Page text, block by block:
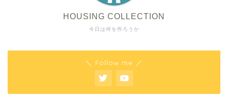
今日は何を作ろうか
HOUSING COLLECTION
＼ Follow me ／
「カテゴリー」の一覧 -
Category List-